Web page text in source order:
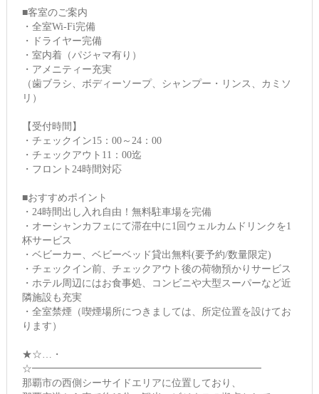
■客室のご案内
・全室Wi-Fi完備
・ドライヤー完備
・室内着（パジャマ有り）
・アメニティー充実
（歯ブラシ、ボディーソープ、シャンプー・リンス、カミソ
リ）
【受付時間】
・チェックイン15：00～24：00
・チェックアウト11：00迄
・フロント24時間対応
■おすすめポイント
・24時間出し入れ自由！無料駐車場を完備
・オーシャンカフェにて滞在中に1回ウェルカムドリンクを1
杯サービス
・ベビーカー、ベビーベッド貸出無料(要予約/数量限定)
・チェックイン前、チェックアウト後の荷物預かりサービス
・ホテル周辺にはお食事処、コンビニや大型スーパーなど近
隣施設も充実
・全室禁煙（喫煙場所につきましては、所定位置を設けてお
ります）
★☆…・
☆━━━━━━━━━━━━━━━━━━━━━━━
那覇市の西側シーサイドエリアに位置しており、